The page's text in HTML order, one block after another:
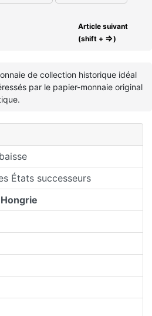
États successeurs
Article suivant
(shift + ⇒)
de collection historique idéal
par le papier-monnaie original